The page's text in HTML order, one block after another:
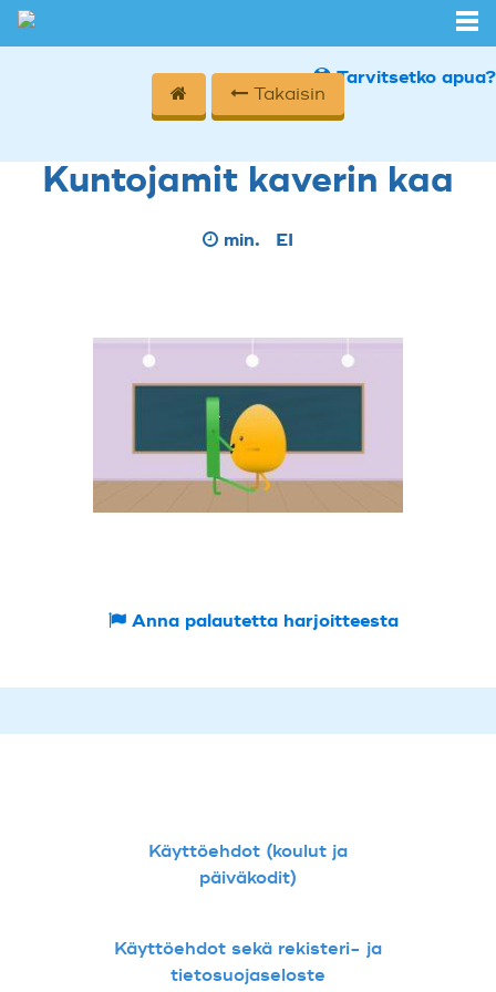
Tarvitsetko apua?
Takaisin
Kuntojamit kaverin kaa
min. EI
Anna palautetta harjoitteesta
Käyttöehdot (koulut ja
päiväkodit)
Käyttöehdot sekä rekisteri- ja
tietosuojaseloste